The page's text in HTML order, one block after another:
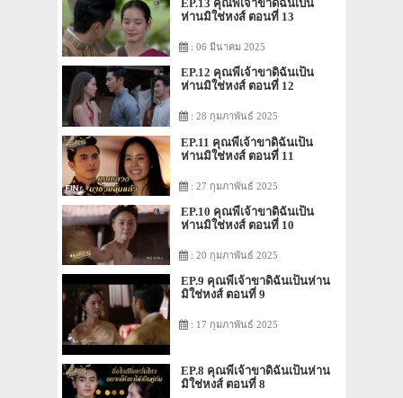
EP.13 คุณพี่เจ้าขาดิฉันเป็น
ห่านมิใช่หงส์ ตอนที่ 13
: 06 มีนาคม 2025
EP.12 คุณพี่เจ้าขาดิฉันเป็น
ห่านมิใช่หงส์ ตอนที่ 12
: 28 กุมภาพันธ์ 2025
EP.11 คุณพี่เจ้าขาดิฉันเป็น
ห่านมิใช่หงส์ ตอนที่ 11
: 27 กุมภาพันธ์ 2025
EP.10 คุณพี่เจ้าขาดิฉันเป็น
ห่านมิใช่หงส์ ตอนที่ 10
: 20 กุมภาพันธ์ 2025
EP.9 คุณพี่เจ้าขาดิฉันเป็นห่าน
มิใช่หงส์ ตอนที่ 9
: 17 กุมภาพันธ์ 2025
EP.8 คุณพี่เจ้าขาดิฉันเป็นห่าน
มิใช่หงส์ ตอนที่ 8